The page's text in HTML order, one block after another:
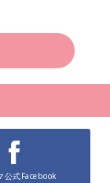
公式Facebook